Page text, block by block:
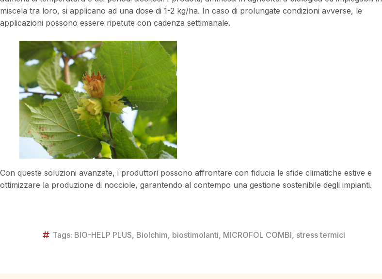
miscela tra loro, si applicano ad una dose di 1-2 kg/ha. In caso di prolungate condizioni avverse, le
applicazioni possono essere ripetute con cadenza settimanale.
Con queste soluzioni avanzate, i produttori possono affrontare con fiducia le sfide climatiche estive e
ottimizzare la produzione di nocciole, garantendo al contempo una gestione sostenibile degli impianti.
Tags: BIO-HELP PLUS, Biolchim, biostimolanti, MICROFOL COMBI, stress termici